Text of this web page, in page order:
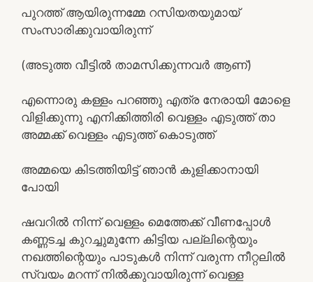
പുറത്ത് ആയിരുന്നമ്മേ റസിയതയുമായ്
സംസാരിക്കുവായിരുന്ന്
(അടുത്ത വീട്ടിൽ താമസിക്കുന്നവർ ആണ്)
എന്നൊരു കള്ളം പറഞ്ഞു എത്ര നേരായി മോളെ
വിളിക്കുന്നു എനിക്കിത്തിരി വെള്ളം എടുത്ത് താ
അമ്മക്ക് വെള്ളം എടുത്ത് കൊടുത്ത്
അമ്മയെ കിടത്തിയിട്ട് ഞാൻ കുളിക്കാനായി
പോയി
ഷവറിൽ നിന്ന് വെള്ളം മെത്തേക്ക് വീണപ്പോൾ
കണ്ണടച്ച കുറച്ചുമുന്നേ കിട്ടിയ പല്ലിന്റെയും
നഖത്തിന്റെയും പാടുകൾ നിന്ന് വരുന്ന നീറ്റലിൽ
സ്വയം മറന്ന് നിൽക്കുവായിരുന്ന് വെള്ള